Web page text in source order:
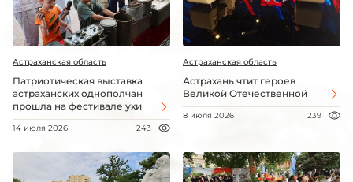
Астраханская область
Патриотическая выставка
астраханских однополчан
прошла на фестивале ухи
14 июля 2026 243
Астраханская область
Астрахань чтит героев
Великой Отечественной
8 июля 2026 239